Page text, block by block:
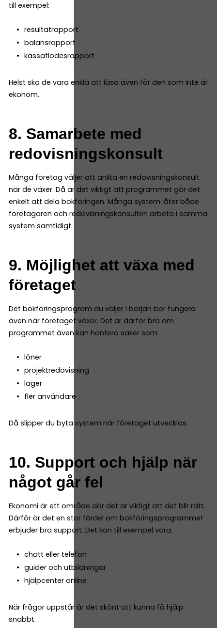
till exempel:
resultatrapport
balansrapport
kassaflödesrapport
Helst ska de vara enkla att läsa även för den som inte är
ekonom.
8. Samarbete med
redovisningskonsult
Många företag väljer att anlita en redovisningskonsult
när de växer. Då är det viktigt att programmet gör det
enkelt att dela bokföringen. Många system låter både
företagaren och redovisningskonsulten arbeta i samma
system samtidigt.
9. Möjlighet att växa med
företaget
Det bokföringsprogram du väljer i början bör fungera
även när företaget växer. Det är därför bra om
programmet även kan hantera saker som:
löner
projektredovisning
lager
fler användare
Då slipper du byta system när företaget utvecklas.
10. Support och hjälp när
något går fel
Ekonomi är ett område där det är viktigt att det blir rätt.
Därför är det en stor fördel om bokföringsprogrammet
erbjuder bra support. Det kan till exempel vara:
chatt eller telefon
guider och utbildningar
hjälpcenter online
När frågor uppstår är det skönt att kunna få hjälp
snabbt.